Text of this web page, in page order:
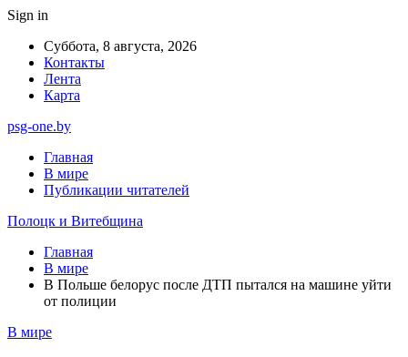
Sign in
Суббота, 8 августа, 2026
Контакты
Лента
Карта
psg-one.by
Главная
В мире
Публикации читателей
Полоцк и Витебщина
Главная
В мире
В Польше белорус после ДТП пытался на машине уйти
от полиции
В мире